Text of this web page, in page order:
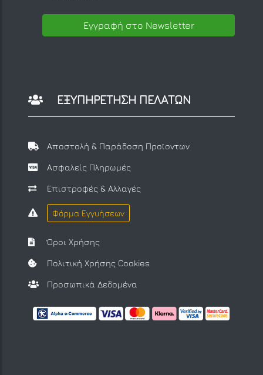
Εγγραφή στο Newsletter
ΕΞΥΠΗΡΕΤΗΣΗ ΠΕΛΑΤΩΝ
Αποστολή & Παράδοση Προϊοντων
Ασφαλείς Πληρωμές
Επιστροφές & Αλλαγές
Φόρμα Εγγυήσεων
Όροι Χρήσης
Πολιτική Χρήσης Cookies
Προσωπικά Δεδομένα